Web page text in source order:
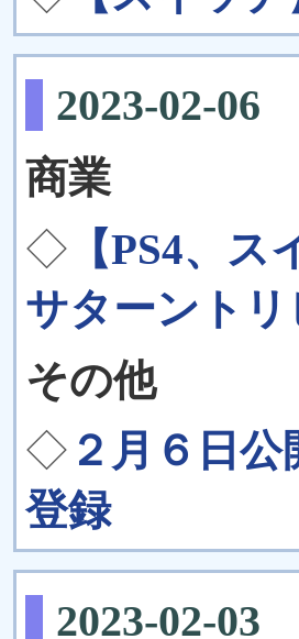
2023-02-06
商業
◇ 【PS4、
サターントリ
その他
◇ ２月６日
登録
2023-02-03